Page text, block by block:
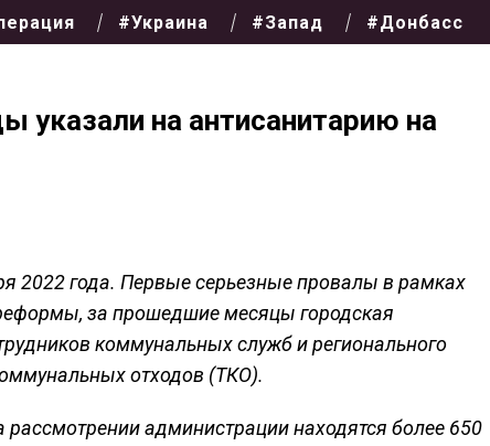
#Украина #Запад #Донбасс
указали на антисанитарию на
2022 года. Первые серьезные провалы в рамках
за прошедшие месяцы городская
коммунальных служб и регионального
отходов (ТКО).
администрации находятся более 650